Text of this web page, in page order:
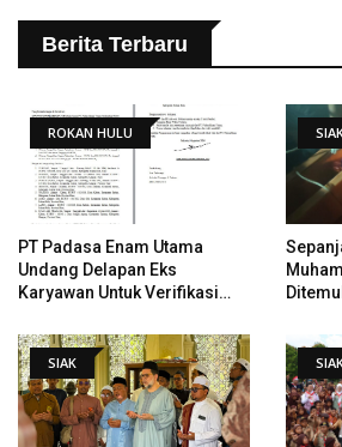
Berita Terbaru
ROKAN HULU
PT Padasa Enam Utama
Undang Delapan Eks
Karyawan Untuk Verifikasi
PHI
SIAK